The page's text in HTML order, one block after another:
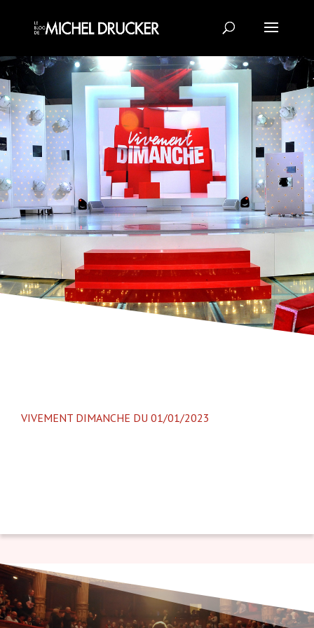
VIVEMENT DIMANCHE DU 01/01/2023